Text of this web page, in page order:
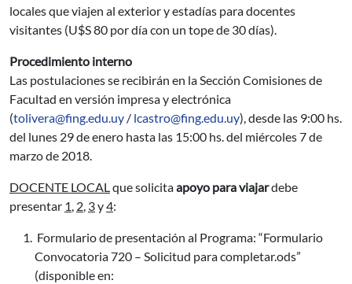
locales que viajen al exterior y estadías para docentes
visitantes (U$S 80 por día con un tope de 30 días).
Procedimiento interno
Las postulaciones se recibirán en la Sección Comisiones de
Facultad en versión impresa y electrónica
(tolivera@fing.edu.uy / lcastro@fing.edu.uy), desde las 9:00 hs.
del lunes 29 de enero hasta las 15:00 hs. del miércoles 7 de
marzo de 2018.
DOCENTE LOCALque solicitaapoyo para viajardebe
presentar 1, 2, 3y4:
Formulario de presentación al Programa: “Formulario
Convocatoria 720 – Solicitud para completar.ods”
(disponible en: